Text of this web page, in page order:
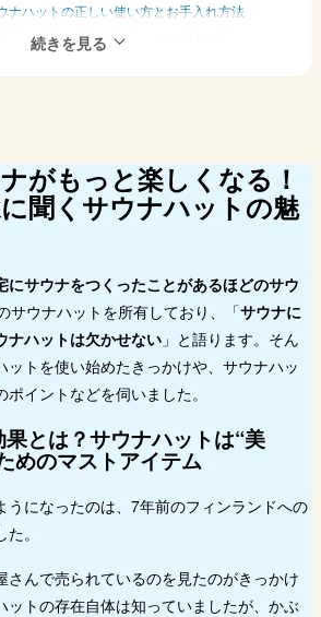
ナハットの正しい使い方とお手入れ方法
ウナハットに関するよくある疑問 Q&A
がもっと楽しくなる！
聞くサウナハットの魅
にサウナをつくったことがあるほどのサウ
サウナハットを所有しており、「サウナに
ナハットは欠かせない 」と語ります。そん
ットを使い始めたきっかけや、サウナハッ
イントなどを伺いました。
とは？サウナハットは“美
めのマストアイテム
うになったのは、7年前のフィンランドへの
。
さんで売られているのを見たのがきっかけ
ットの存在自体は知っていましたが、かぶ